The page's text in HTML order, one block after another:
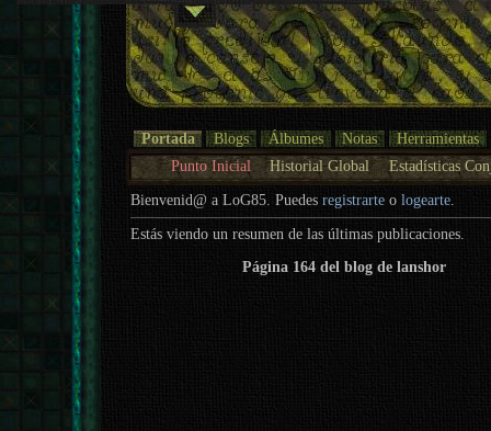
Portada Blogs Álbumes Notas
Herramientas
Punto Inicial
Historial Global Estadísticas
Bienvenid@ a LoG85. Puedesregistrarte ologearte.
Estás viendo un resumen de las últimas publicaciones.
Página 164 del blog de lanshor